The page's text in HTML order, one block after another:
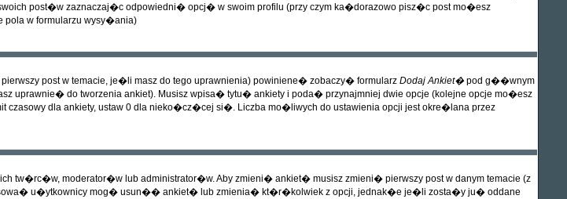
post�w zaznaczaj�c odpowiedni� opcj� w swoim profilu (przy czym ka�dorazowo pisz�c post mo�esz
pola w formularzu wysy�ania)
post w temacie, je�li masz do tego uprawnienia) powiniene� zobaczy� formularz Dodaj Ankiet�pod g��wnym
uprawnie� do tworzenia ankiet). Musisz wpisa� tytu� ankiety i poda� przynajmniej dwie opcje (kolejne opcje mo�esz
czasowy dla ankiety, ustaw 0 dla nieko�cz�cej si�. Liczba mo�liwych do ustawienia opcji jest okre�lana przez
tw�rc�w, moderator�w lub administrator�w. Aby zmieni� ankiet� musisz zmieni� pierwszy post w danym temacie (z
u�ytkownicy mog� usun�� ankiet� lub zmienia� kt�r�kolwiek z opcji, jednak�e je�li zosta�y ju� oddane